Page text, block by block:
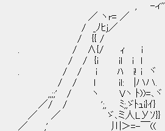
, -ィ'' ￣ '' -ｦｒｔ
／ ヽr= ／ ＼
/ _ﾉﾋj／ ＼
/ {{ / ＼
. / ∧{/ ｨ i | i
/ / {i il i l ﾊ ﾐ
. / / i ﾊ i! i ヾ i＞
/ / l il: |ハハ. .l _
,,;;' / ヽ Vヽ ﾄ))=､ヾ リ
／/ / ';, ﾐ;,ゞﾄｭi}
／ ／ ゞ､ミ人LУｿ
／ ,' 川＞=-￣(( '